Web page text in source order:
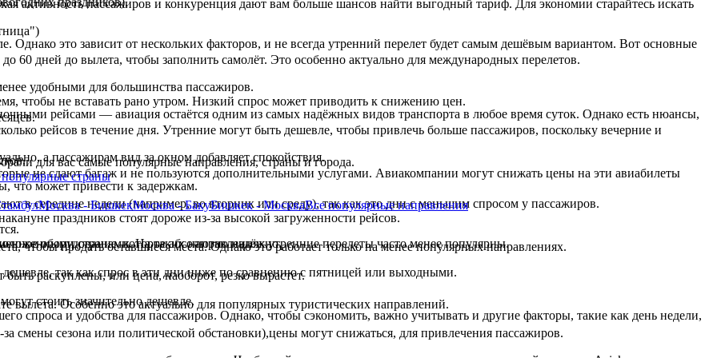
активность пассажиров и конкуренция дают вам больше шансов найти выгодный тариф. Для экономии старайтесь искать
дней до вылета, чтобы заполнить самолёт. Это особенно актуально для международных перелетов.
в середине недели (например, во вторник или среду), так как это дни с меньшим спросом у пассажиров.
праздников стоят дороже из-за высокой загруженности рейсов.
чтобы продать оставшиеся места. Однако это работает только на менее популярных направлениях.
раскуплены, или цена, наоборот, резко вырастет.
вылета. Особенно это актуально для популярных туристических направлений.
смены сезона или политической обстановки),цены могут снижаться, для привлечения пассажиров.
Однако это зависит от нескольких факторов, и не всегда утренний перелет будет самым дешёвым вариантом. Вот основные
удобными для большинства пассажиров.
чтобы не вставать рано утром. Низкий спрос может приводить к снижению цен.
рейсов в течение дня. Утренние могут быть дешевле, чтобы привлечь больше пассажиров, поскольку вечерние и
не сдают багаж и не пользуются дополнительными услугами. Авиакомпании могут снижать цены на эти авиабилеты
странами. На таких направлениях утренние перелеты часто менее популярны.
так как спрос в эти дни ниже по сравнению с пятницей или выходными.
стоить значительно дешевле.
спроса и удобства для пассажиров. Однако, чтобы сэкономить, важно учитывать и другие факторы, такие как день недели,
рейсами — авиация остаётся одним из самых надёжных видов транспорта в любое время суток. Однако есть нюансы,
а пассажирам вид за окном добавляет спокойствия.
что может привести к задержкам.
оборудование, которое абсолютно надёжно.
для вас самые популярные направления, страны и города.
популярные страны
Москва - БишкекМосква - БакуБишкек - МоскваВсе популярные направления